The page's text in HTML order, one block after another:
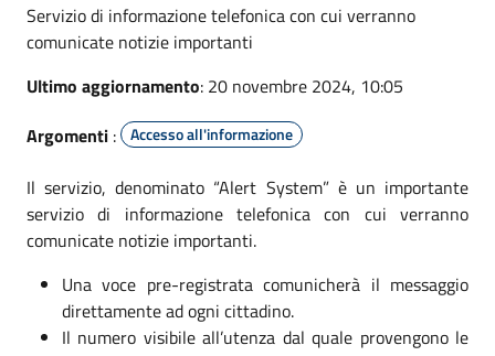
Servizio di informazione telefonica con cui verranno
comunicate notizie importanti
Ultimo aggiornamento: 20 novembre 2024, 10:05
Argomenti : Accesso all'informazione
Il servizio, denominato “Alert System” è un importante
servizio di informazione telefonica con cui verranno
comunicate notizie importanti.
Una voce pre-registrata comunicherà il messaggio
direttamente ad ogni cittadino.
Il numero visibile all’utenza dal quale provengono le